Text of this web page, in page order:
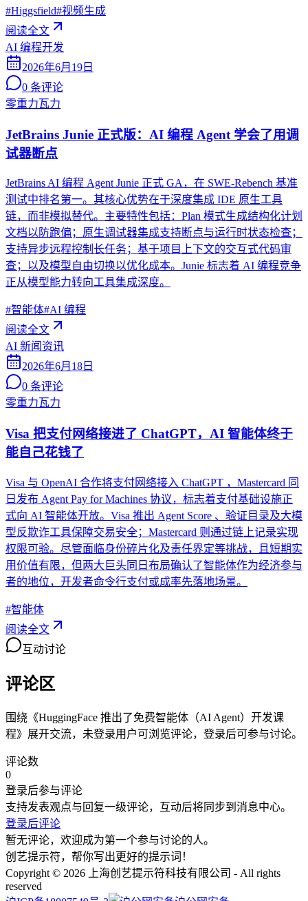
#Higgsfield#视频生成
阅读全文
AI 编程开发
2026年6月19日
0 条评论
零重力瓦力
JetBrains Junie 正式版：AI 编程 Agent 学会了用调
试器断点
JetBrains AI 编程 Agent Junie 正式 GA，在 SWE-Rebench 基准
测试中排名第一。其核心优势在于深度集成 IDE 原生工具
链，而非模拟替代。主要特性包括：Plan 模式生成结构化计划
文档以防跑偏；原生调试器集成支持断点与运行时状态检查；
支持异步远程控制长任务；基于项目上下文的交互式代码审
查；以及模型自由切换以优化成本。Junie 标志着 AI 编程竞争
正从模型能力转向工具集成深度。
#智能体#AI 编程
阅读全文
AI 新闻资讯
2026年6月18日
0 条评论
零重力瓦力
Visa 把支付网络接进了 ChatGPT，AI 智能体终于
能自己花钱了
Visa 与 OpenAI 合作将支付网络接入 ChatGPT ，Mastercard 同
日发布 Agent Pay for Machines 协议，标志着支付基础设施正
式向 AI 智能体开放。Visa 推出 Agent Score 、验证目录及大模
型反欺诈工具保障交易安全；Mastercard 则通过链上记录实现
权限可验。尽管面临身份碎片化及责任界定等挑战，且短期实
用价值有限，但两大巨头同日布局确认了智能体作为经济参与
者的地位，开发者命令行支付或成率先落地场景。
#智能体
阅读全文
互动讨论
评论区
围绕《HuggingFace 推出了免费智能体（AI Agent）开发课
程》展开交流，未登录用户可浏览评论，登录后可参与讨论。
评论数
0
登录后参与评论
支持发表观点与回复一级评论，互动后将同步到消息中心。
登录后评论
暂无评论，欢迎成为第一个参与讨论的人。
创艺提示符，帮你写出更好的提示词！
Copyright © 2026 上海创艺提示符科技有限公司 - All rights
reserved